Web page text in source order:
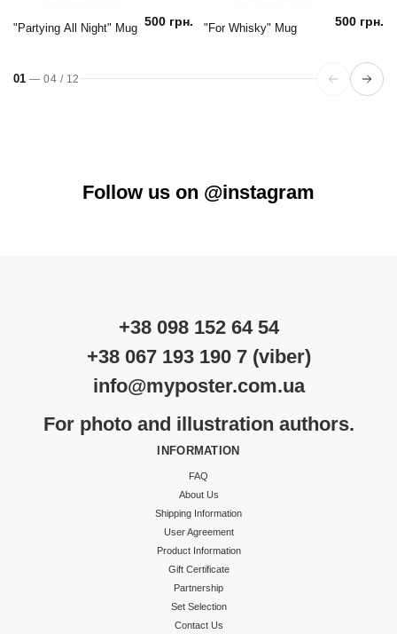
"Partying All Night" Mug 500 грн. "For Whisky" Mug 500 грн.
01 —04 / 12
Follow us on @instagram
+38 098 152 64 54
+38 067 193 190 7 (viber)
info@myposter.com.ua
For photo and illustration authors.
INFORMATION
FAQ
About Us
Shipping Information
User Agreement
Product Information
Gift Certificate
Partnership
Set Selection
Contact Us